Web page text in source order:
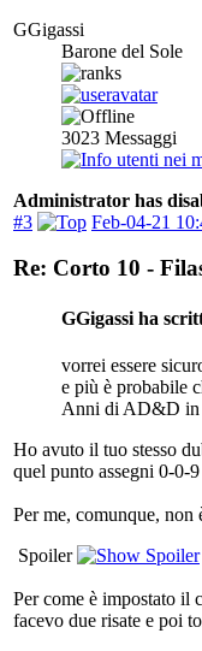
GGigassi
Barone del Sole
3023 Messaggi
Administrator has
#3
Feb-04-21
Re: Corto 10 -
GGigassi ha
vorrei essere
e più è probabile
Anni di AD&D in
Ho avuto il tuo stesso
quel punto assegni 0-0-
Per me, comunque, non
Spoiler
Per come è impostato il
facevo due risate e poi